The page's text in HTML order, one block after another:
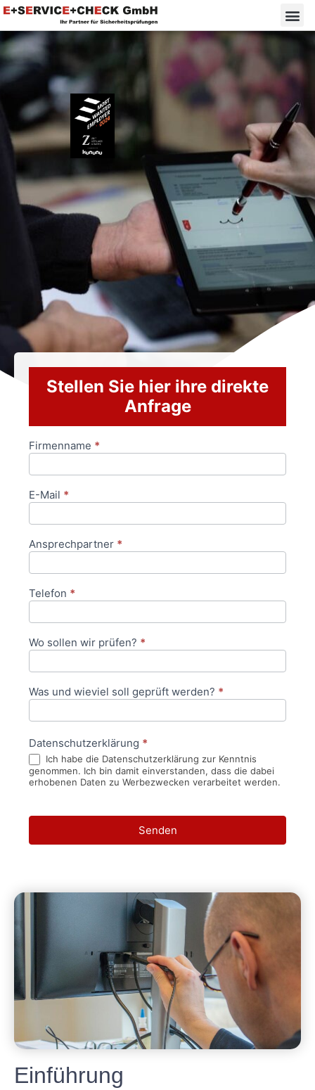
Stellen Sie hier ihre direkte
Anfrage
Anfrageformular
Firmenname *
E-Mail *
Ansprechpartner *
Telefon *
Wo sollen wir prüfen? *
Was und wieviel soll geprüft werden? *
Datenschutzerklärung *
Ich habe die Datenschutzerklärung zur Kenntnis
genommen. Ich bin damit einverstanden, dass die dabei
erhobenen Daten zu Werbezwecken verarbeitet werden.
Senden
Einführung